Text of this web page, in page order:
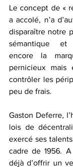
Le concept de «
a accolé, n’a
disparaître notre
sémantique et
encore la
pernicieux mais
contrôler les
peu de frais.
Gaston Deferre,
lois de
exercé ses
cadre de 1956. A
déjà d’offrir un